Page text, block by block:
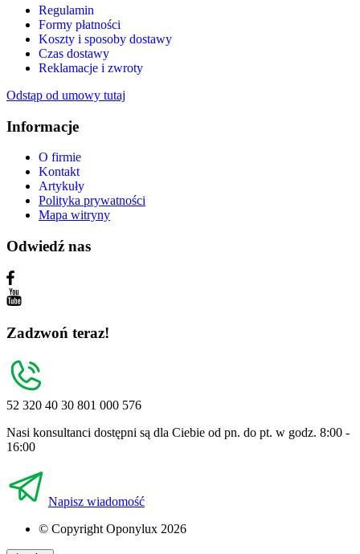
Regulamin
Formy płatności
Koszty i sposoby dostawy
Czas dostawy
Reklamacje i zwroty
Odstąp od umowy tutaj
Informacje
O firmie
Kontakt
Artykuły
Polityka prywatności
Mapa witryny
Odwiedź nas
Zadzwoń teraz!
52 320 40 30 801 000 576
Nasi konsultanci dostępni są dla Ciebie od pn. do pt. w godz. 8:00 -
16:00
Napisz wiadomość
© Copyright Oponylux 2026